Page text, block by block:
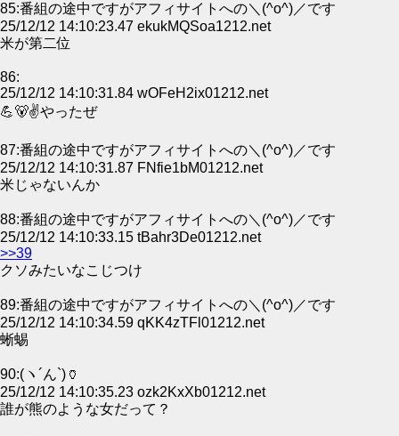
85:番組の途中ですがアフィサイトへの＼(^o^)／です
25/12/12 14:10:23.47 ekukMQSoa1212.net
米が第二位
86:
25/12/12 14:10:31.84 wOFeH2ix01212.net
💪🐻✌やったぜ
87:番組の途中ですがアフィサイトへの＼(^o^)／です
25/12/12 14:10:31.87 FNfie1bM01212.net
米じゃないんか
88:番組の途中ですがアフィサイトへの＼(^o^)／です
25/12/12 14:10:33.15 tBahr3De01212.net
>>39
クソみたいなこじつけ
89:番組の途中ですがアフィサイトへの＼(^o^)／です
25/12/12 14:10:34.59 qKK4zTFl01212.net
蜥蜴
90:(ヽ´ん`)🏺
25/12/12 14:10:35.23 ozk2KxXb01212.net
誰が熊のような女だって？